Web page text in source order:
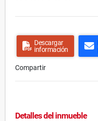
Descargar
información
Compartir
Detalles del inmueble